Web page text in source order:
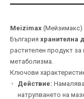
Meizimax (Мейзимакс)
България хранителна
растителен продукт за
метаболизма.
Ключови
Действие:
натрупването на